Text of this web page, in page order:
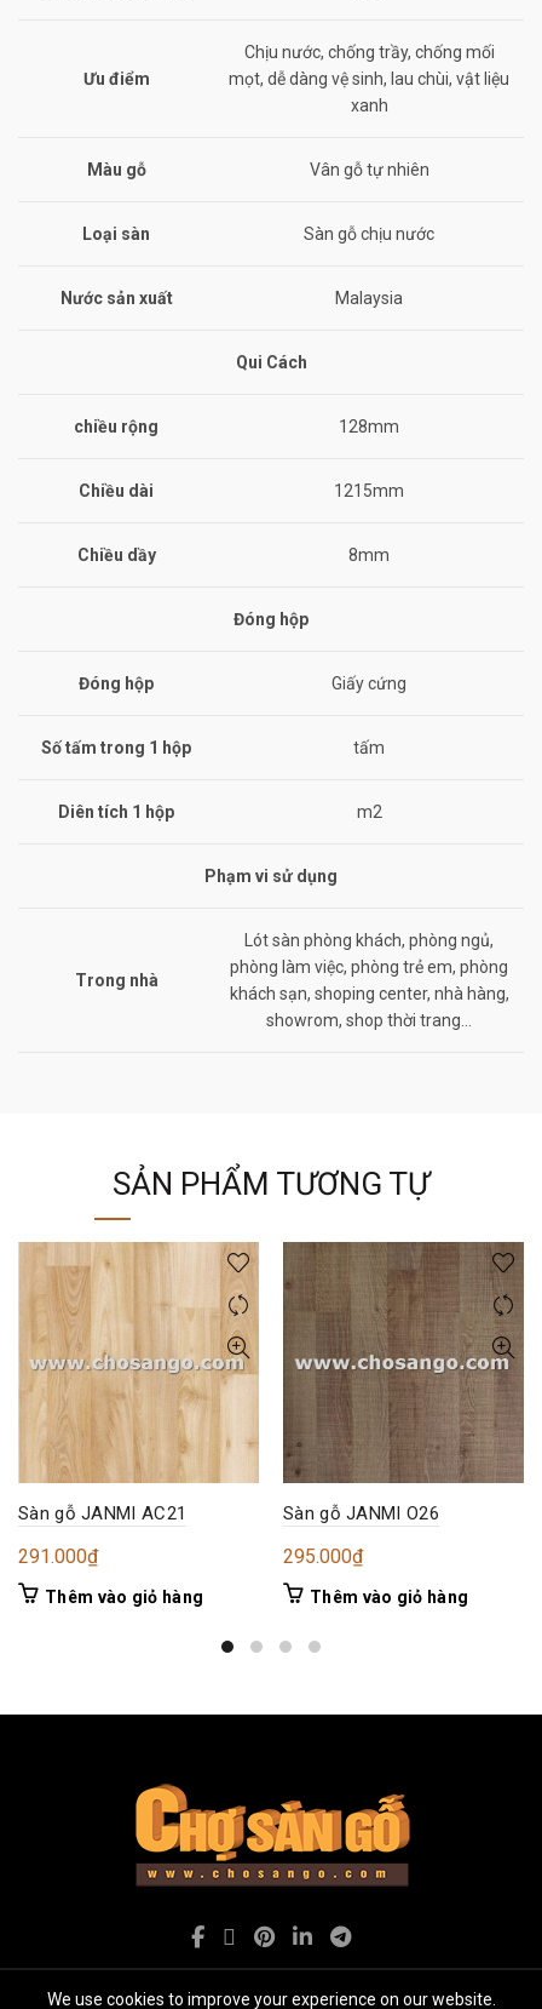
Ưu điểm
Chịu nước, chống trầy, chống mối
mọt, dễ dàng vệ sinh, lau chùi, vật liệu
xanh
Màu gỗ Vân gỗ tự nhiên
Loại sàn Sàn gỗ chịu nước
Nước sản xuất Malaysia
Qui Cách
chiều rộng 128mm
Chiều dài 1215mm
Chiều dầy 8mm
Đóng hộp
Đóng hộp Giấy cứng
Số tấm trong 1 hộp tấm
Diên tích 1 hộp m2
Phạm vi sử dụng
Trong nhà
Lót sàn phòng khách, phòng ngủ,
phòng làm việc, phòng trẻ em, phòng
khách sạn, shoping center, nhà hàng,
showrom, shop thời trang…
SẢN PHẨM TƯƠNG TỰ
Sàn gỗ JANMI AC21
291.000₫
Thêm vào giỏ hàng
Sàn gỗ JANMI O26
295.000₫
Thêm vào giỏ hàng
We use cookies to improve your experience on our website.